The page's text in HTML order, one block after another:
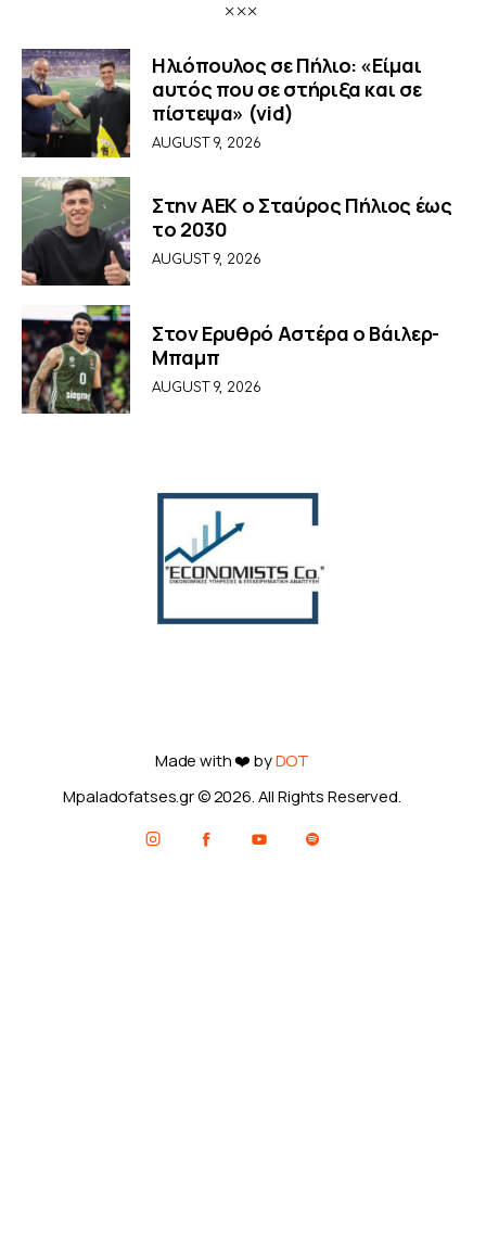
Ηλιόπουλος σε Πήλιο: «Είμαι
αυτός που σε στήριξα και σε
πίστεψα» (vid)
AUGUST 9, 2026
Στην ΑΕΚ ο Σταύρος Πήλιος έως
το 2030
AUGUST 9, 2026
Στον Ερυθρό Αστέρα ο Βάιλερ-
Μπαμπ
AUGUST 9, 2026
Made with ❤️ byDOT
Mpaladofatses.gr © 2026. All Rights Reserved.